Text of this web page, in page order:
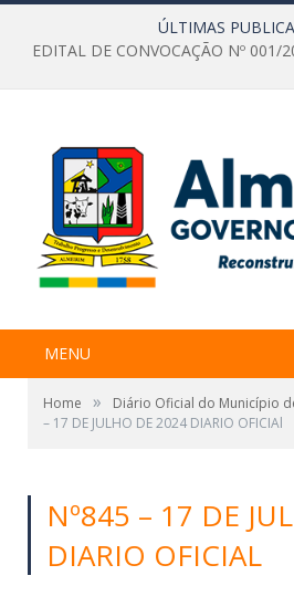
ÚLTIMAS
EDITAL DE CONVOCAÇÃO Nº 001/
MENU
Home » Diário Oficial do Município
– 17 DE JULHO DE 2024 DIARIO OFICIAl
Nº845 – 17 DE
DIARIO OFICIAL